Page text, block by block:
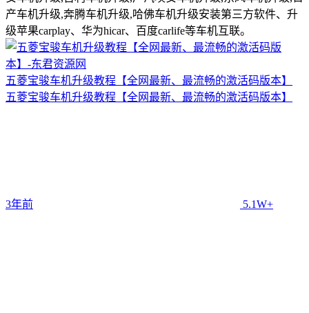
产车机升级,奔腾车机升级,哈佛车机升级安装第三方软件、升
级苹果carplay、华为hicar、百度carlife等车机互联。
五菱宝骏车机升级教程【全网最新、最流畅的激活码版本】
五菱宝骏车机升级教程【全网最新、最流畅的激活码版本】
3年前 5.1W+